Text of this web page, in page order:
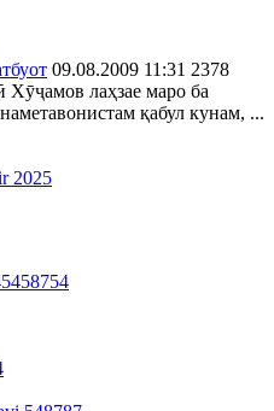
09.08.2009 11:31 2378
лаҳзае маро ба
қабул кунам, ...